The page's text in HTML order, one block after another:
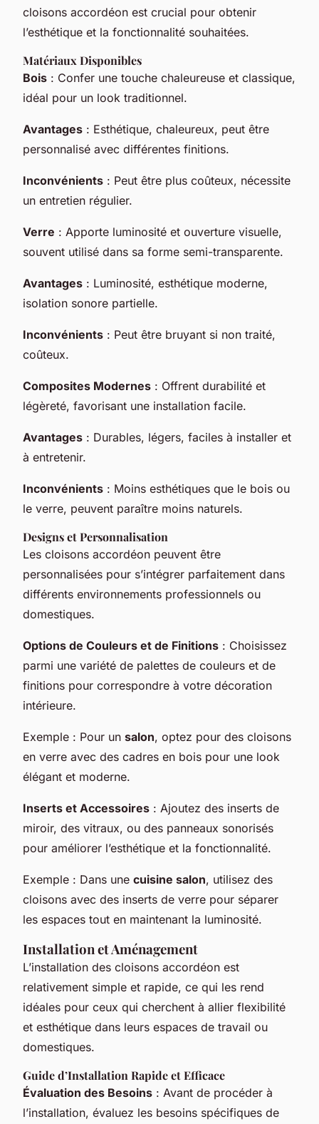
cloisons accordéon est crucial pour obtenir
l’esthétique et la fonctionnalité souhaitées.
Matériaux Disponibles
Bois : Confer une touche chaleureuse et classique,
idéal pour un look traditionnel.
Avantages : Esthétique, chaleureux, peut être
personnalisé avec différentes finitions.
Inconvénients : Peut être plus coûteux, nécessite
un entretien régulier.
Verre : Apporte luminosité et ouverture visuelle,
souvent utilisé dans sa forme semi-transparente.
Avantages : Luminosité, esthétique moderne,
isolation sonore partielle.
Inconvénients : Peut être bruyant si non traité,
coûteux.
Composites Modernes : Offrent durabilité et
légèreté, favorisant une installation facile.
Avantages : Durables, légers, faciles à installer et
à entretenir.
Inconvénients : Moins esthétiques que le bois ou
le verre, peuvent paraître moins naturels.
Designs et Personnalisation
Les cloisons accordéon peuvent être
personnalisées pour s’intégrer parfaitement dans
différents environnements professionnels ou
domestiques.
Options de Couleurs et de Finitions : Choisissez
parmi une variété de palettes de couleurs et de
finitions pour correspondre à votre décoration
intérieure.
Exemple : Pour un salon, optez pour des cloisons
en verre avec des cadres en bois pour une look
élégant et moderne.
Inserts et Accessoires : Ajoutez des inserts de
miroir, des vitraux, ou des panneaux sonorisés
pour améliorer l’esthétique et la fonctionnalité.
Exemple : Dans une cuisine salon, utilisez des
cloisons avec des inserts de verre pour séparer
les espaces tout en maintenant la luminosité.
Installation et Aménagement
L’installation des cloisons accordéon est
relativement simple et rapide, ce qui les rend
idéales pour ceux qui cherchent à allier flexibilité
et esthétique dans leurs espaces de travail ou
domestiques.
Guide d’Installation Rapide et Efficace
Évaluation des Besoins : Avant de procéder à
l’installation, évaluez les besoins spécifiques de